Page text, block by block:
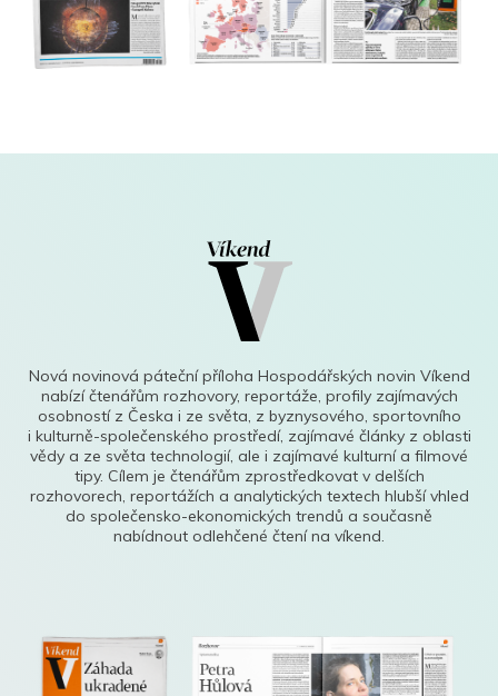
Nová novinová páteční příloha Hospodářských novin Víkend
nabízí čtenářům rozhovory, reportáže, profily zajímavých
osobností z Česka i ze světa, z byznysového, sportovního
i kulturně-společenského prostředí, zajímavé články z oblasti
vědy a ze světa technologií, ale i zajímavé kulturní a filmové
tipy. Cílem je čtenářům zprostředkovat v delších
rozhovorech, reportážích a analytických textech hlubší vhled
do společensko-ekonomických trendů a současně
nabídnout odlehčené čtení na víkend.